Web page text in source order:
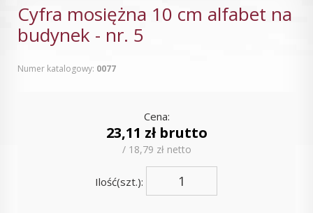
Cyfra mosiężna 10 cm alfabet na
budynek - nr. 5
Numer katalogowy: 0077
Cena:
23,11 zł brutto
/ 18,79 zł netto
Ilość(szt.):